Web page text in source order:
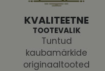
KVALITEETNE
TOOTEVALIK
Tuntud
kaubamärkide
originaaltooted
csrftoken